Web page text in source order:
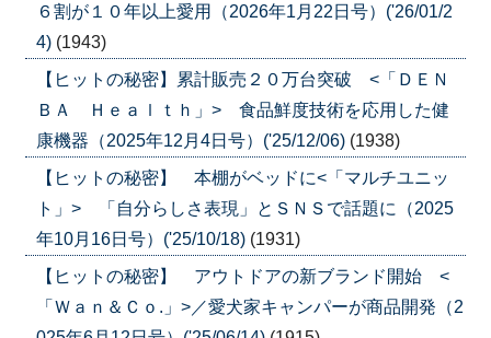
６割が１０年以上愛用（2026年1月22日号）('26/01/2
4) (1943)
【ヒットの秘密】累計販売２０万台突破 <「ＤＥＮ
ＢＡ Ｈｅａｌｔｈ」> 食品鮮度技術を応用した健
康機器（2025年12月4日号）('25/12/06) (1938)
【ヒットの秘密】 本棚がベッドに<「マルチユニッ
ト」> 「自分らしさ表現」とＳＮＳで話題に（2025
年10月16日号）('25/10/18) (1931)
【ヒットの秘密】 アウトドアの新ブランド開始 <
「Ｗａｎ＆Ｃｏ.」>／愛犬家キャンパーが商品開発（2